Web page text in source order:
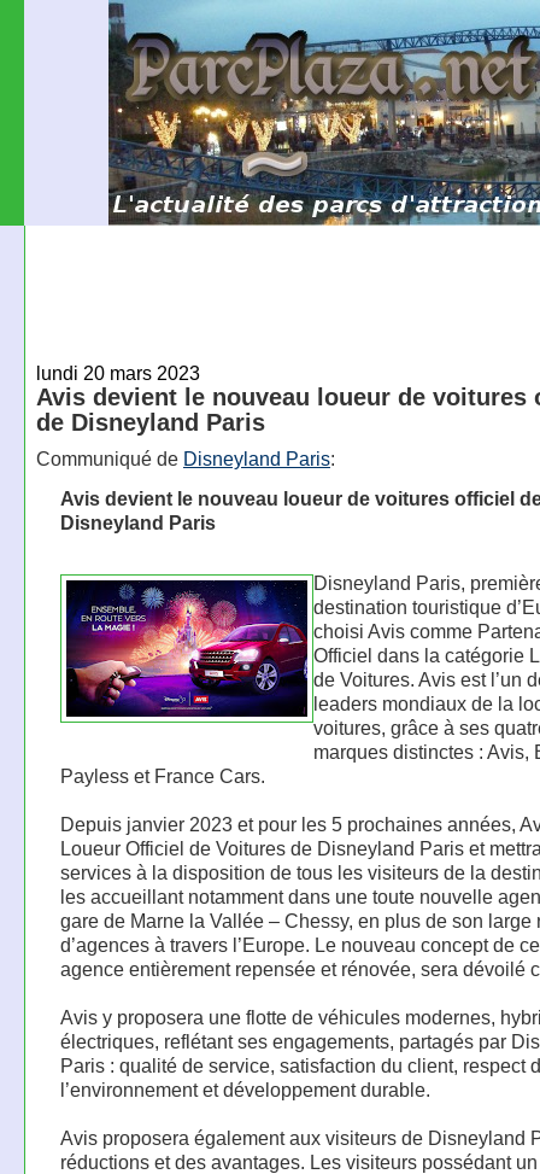
lundi 20 mars 2023
Avis devient le nouveau loueur de voitures
de Disneyland Paris
Communiqué de Disneyland Paris:
Avis devient le nouveau loueur de voitures officiel
Disneyland Paris
Disneyland Paris,
destination touristique
choisi Avis comme
Officiel dans la catégorie
de Voitures. Avis est l’un
leaders mondiaux de la
voitures, grâce à ses
marques distinctes : Avis,
Payless et France Cars.
Depuis janvier 2023 et pour les 5 prochaines années,
Loueur Officiel de Voitures de Disneyland Paris et
services à la disposition de tous les visiteurs de la
les accueillant notamment dans une toute nouvelle
gare de Marne la Vallée – Chessy, en plus de son large
d’agences à travers l’Europe. Le nouveau concept de
agence entièrement repensée et rénovée, sera dévoilé
Avis y proposera une flotte de véhicules modernes,
électriques, reflétant ses engagements, partagés par
Paris : qualité de service, satisfaction du client, respect
l’environnement et développement durable.
Avis proposera également aux visiteurs de Disneyland
réductions et des avantages. Les visiteurs possédant